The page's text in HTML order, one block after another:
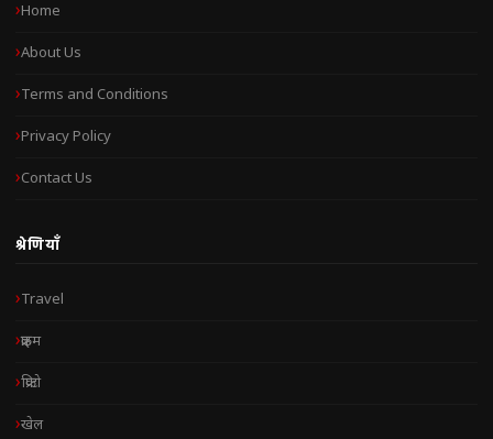
Home
About Us
Terms and Conditions
Privacy Policy
Contact Us
श्रेणियाँ
Travel
क्राइम
क्रिप्टो
खेल